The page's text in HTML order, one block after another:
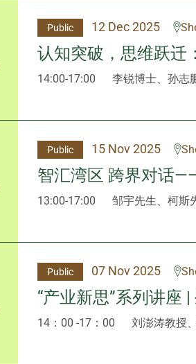
Public 12 Dec 2025
认知突破，思维跃迁
14:00-17:00 李锐博士、孙志
Public 15 Nov 2025
智汇湾区 跨界对话
13:00-17:00 邹宇先生、柯斯
Public 07 Nov 2025
“产业新思”系列讲座
14：00 -17：00 刘澎涛教授